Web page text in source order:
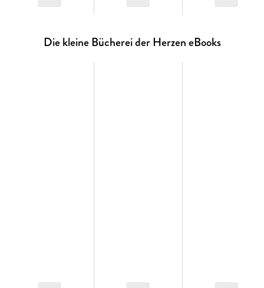
Die kleine Bücherei der Herzen eBooks